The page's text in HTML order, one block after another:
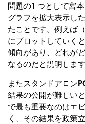
問題の1 つとして宮
グラフを拡大表示し
たことです。例えば
にプロットしていく
傾向があり、どれが
なるのだと説明します
またスタンドアロン
結果の公開が難しい
で最も重要なのはエ
く、その結果を政策